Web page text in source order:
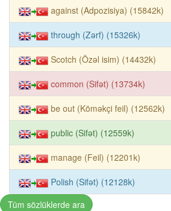
against (Adpozisiya) (15842k)
through (Zərf) (15326k)
Scotch (Özəl isim) (14432k)
common (Sifət) (13734k)
be out (Köməkçi feil) (12562k)
public (Sifət) (12559k)
manage (Feil) (12201k)
Polish (Sifət) (12128k)
Tüm sözlüklerde ara